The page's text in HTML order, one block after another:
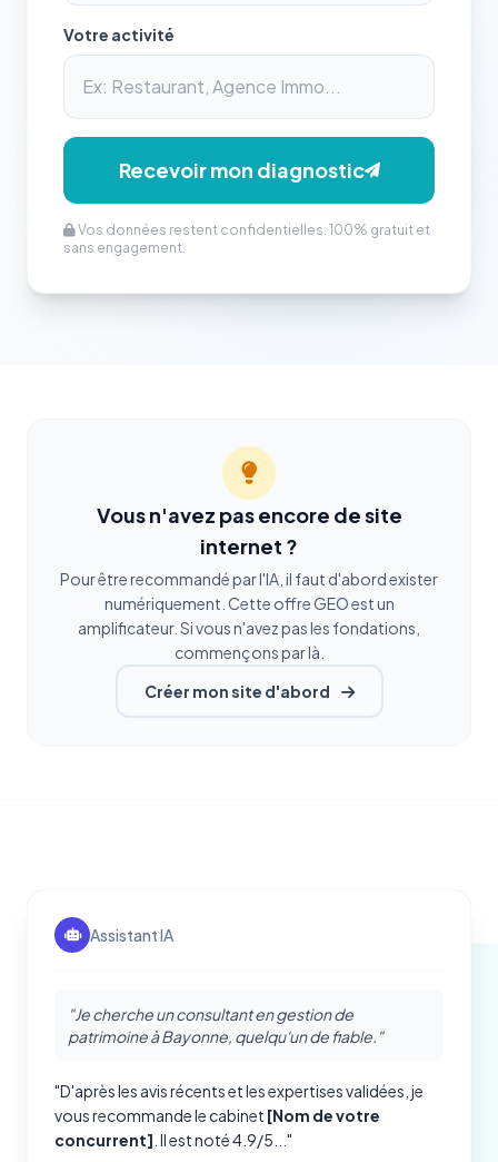
Votre activité
Recevoir mon diagnostic
Vos données restent confidentielles. 100% gratuit et
sans engagement.
Vous n'avez pas encore de site
internet ?
Pour être recommandé par l'IA, il faut d'abord exister
numériquement. Cette offre GEO est un
amplificateur. Si vous n'avez pas les fondations,
commençons par là.
Créer mon site d'abord
Assistant IA
"Je cherche un consultant en gestion de
patrimoine à Bayonne, quelqu'un de fiable."
"D'après les avis récents et les expertises validées, je
vous recommande le cabinet [Nom de votre
concurrent] . Il est noté 4.9/5..."